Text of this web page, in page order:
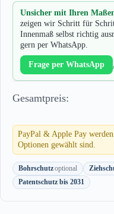
Unsicher mit Ihren
zeigen wir Schritt für
Innenmaß selbst richtig
gern per WhatsApp.
Frage per WhatsApp
Gesamtpreis:
PayPal & Apple Pay
Optionen gewählt sind.
Bohrschutzoptional
Patentschutz bis 2031